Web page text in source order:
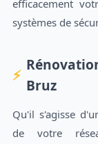
efficacement
systèmes de
Bruz
Qu'il s'agisse
de votre